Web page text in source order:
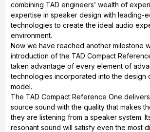
combining TAD engineers’ wealth of
expertise in speaker design with leading-
technologies to create the ideal audio
environment.
Now we have reached another milestone
introduction of the TAD Compact
taken advantage of every element of
technologies incorporated into the design
model.
The TAD Compact Reference One
source sound with the quality that makes
they are listening from a speaker system.
resonant sound will satisfy even the most